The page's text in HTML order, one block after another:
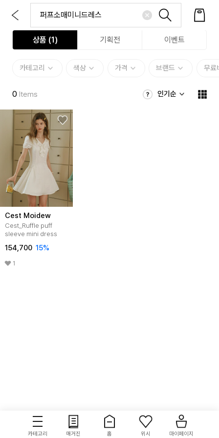
상품 (1 ) 기획전 이벤트
카테고리 색상 가격 브랜드 무료
0 Items 인기순
Cest Moidew
Cest_Ruffle puff
sleeve mini dress
154,700 15%
1
카테고리 매거진 홈 위시 마이페이지